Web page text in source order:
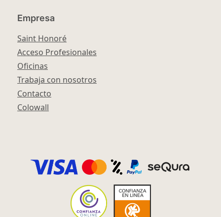
Empresa
Saint Honoré
Acceso Profesionales
Oficinas
Trabaja con nosotros
Contacto
Colowall